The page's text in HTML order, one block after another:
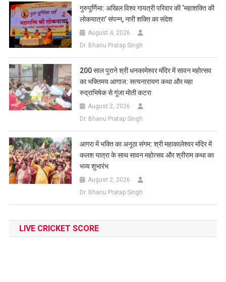
गुरुपूर्णिमा: अखिल विश्व गायत्री परिवार की ‘महाशक्ति की
लोकयात्रा’ संपन्न, नारी शक्ति का संदेश
August 4, 2026
Dr. Bhanu Pratap Singh
200 साल पुराने श्री धनकामेश्वर मंदिर में सावन महोत्सव
का भक्तिमय आगाज: सत्यनारायण कथा और महा
रुद्राभिषेक से गूंजा मोती कटरा
August 2, 2026
Dr. Bhanu Pratap Singh
आगरा में भक्ति का अनूठा संगम: श्री महाकालेश्वर मंदिर में
कलश यात्रा के साथ सावन महोत्सव और श्रीराम कथा का
भव्य शुभारंभ
August 2, 2026
Dr. Bhanu Pratap Singh
LIVE CRICKET SCORE